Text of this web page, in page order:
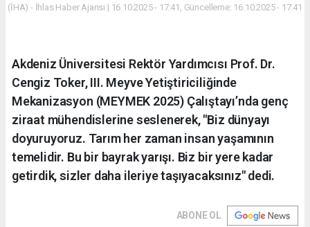
(İHA) - İhlas Haber Ajansı | 16.10.2025 - 17:41, Güncelleme: 16.10.2025 - 17:41
Akdeniz Üniversitesi Rektör Yardımcısı Prof. Dr.
Cengiz Toker, III. Meyve Yetiştiriciliğinde
Mekanizasyon (MEYMEK 2025) Çalıştayı’nda genç
ziraat mühendislerine seslenerek, "Biz dünyayı
doyuruyoruz. Tarım her zaman insan yaşamının
temelidir. Bu bir bayrak yarışı. Biz bir yere kadar
getirdik, sizler daha ileriye taşıyacaksınız" dedi.
ABONE OL